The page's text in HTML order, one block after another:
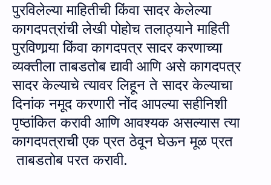
पुरविलेल्या माहितीची किंवा सादर केलेल्या
कागदपत्रांची लेखी पोहोच तलाठ्याने माहिती
पुरविणार्‍या किंवा कागदपत्र सादर करणाच्या
व्यक्तीला ताबडतोब द्यावी आणि असे कागदपत्र
सादर केल्याचे त्यावर लिहून ते सादर केल्याचा
दिनांक नमूद करणारी नोंद आपल्या सहीनिशी
पृष्ठांकित करावी आणि आवश्यक असल्यास त्या
कागदपत्राची एक प्रत ठेवून घेऊनमूळ प्रत
ताबडतोब परत करावी.